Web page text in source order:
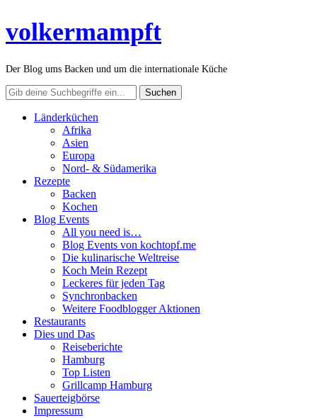
volkermampft
Der Blog ums Backen und um die internationale Küche
Länderküchen
Afrika
Asien
Europa
Nord- & Südamerika
Rezepte
Backen
Kochen
Blog Events
All you need is…
Blog Events von kochtopf.me
Die kulinarische Weltreise
Koch Mein Rezept
Leckeres für jeden Tag
Synchronbacken
Weitere Foodblogger Aktionen
Restaurants
Dies und Das
Reiseberichte
Hamburg
Top Listen
Grillcamp Hamburg
Sauerteigbörse
Impressum